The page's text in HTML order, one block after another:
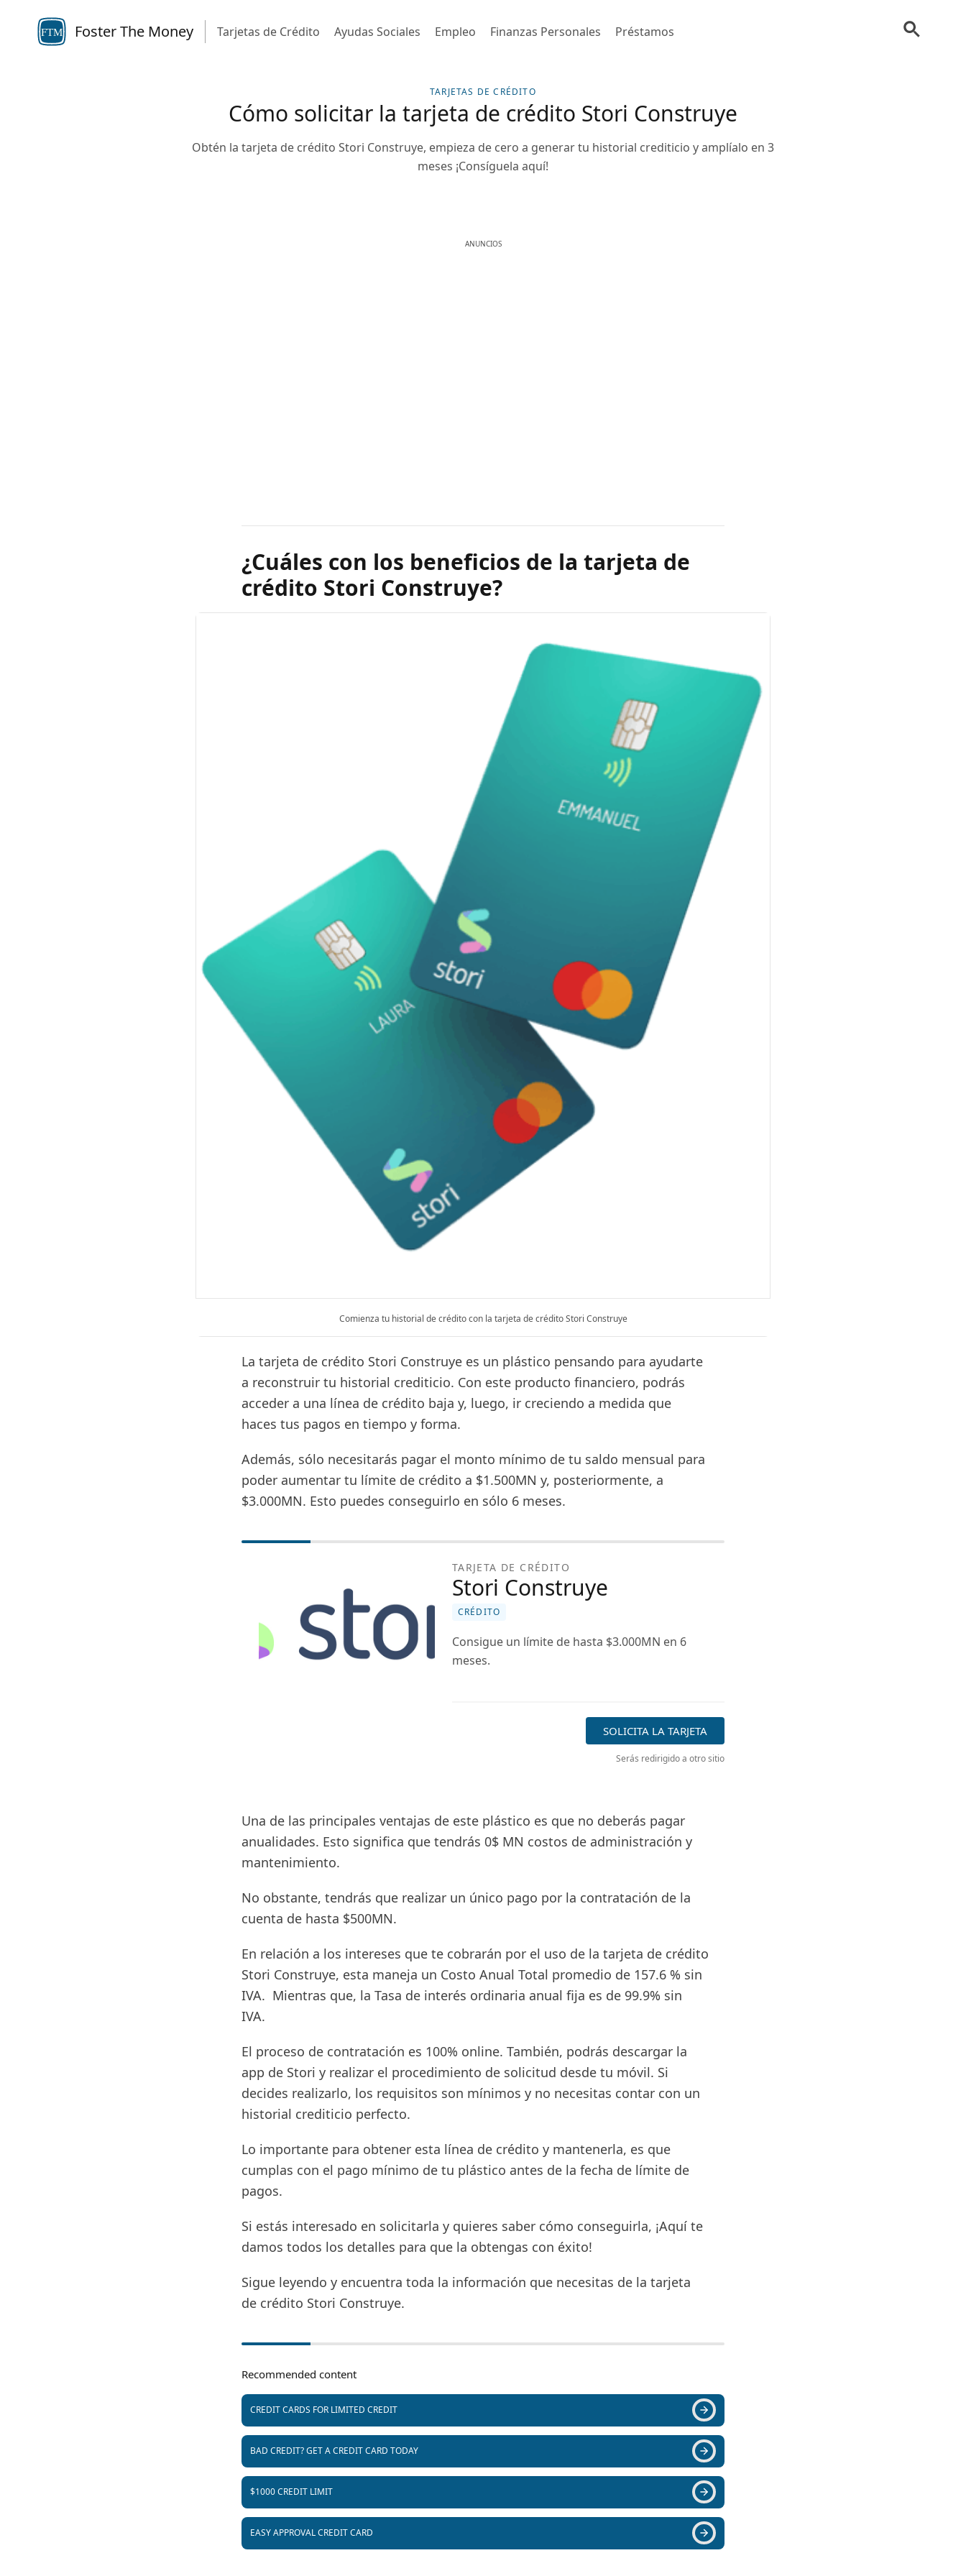
FTM Foster The Money Tarjetas de Crédito Ayudas Sociales Empleo Finanzas Personales Préstamos
TARJETAS DE CRÉDITO
Cómo solicitar la tarjeta de crédito Stori Construye
Obtén la tarjeta de crédito Stori Construye, empieza de cero a generar tu historial crediticio y amplíalo en 3
meses ¡Consíguela aquí!
ANUNCIOS
¿Cuáles con los beneficios de la tarjeta de
crédito Stori Construye?
Comienza tu historial de crédito con la tarjeta de crédito Stori Construye
La tarjeta de crédito Stori Construye es un plástico pensando para ayudarte
a reconstruir tu historial crediticio. Con este producto financiero, podrás
acceder a una línea de crédito baja y, luego, ir creciendo a medida que
haces tus pagos en tiempo y forma.
Además, sólo necesitarás pagar el monto mínimo de tu saldo mensual para
poder aumentar tu límite de crédito a $1.500MN y, posteriormente, a
$3.000MN. Esto puedes conseguirlo en sólo 6 meses.
TARJETA DE CRÉDITO
Stori Construye
CRÉDITO
Consigue un límite de hasta $3.000MN en 6
meses.
SOLICITA LA TARJETA
Serás redirigido a otro sitio
Una de las principales ventajas de este plástico es que no deberás pagar
anualidades. Esto significa que tendrás 0$ MN costos de administración y
mantenimiento.
No obstante, tendrás que realizar un único pago por la contratación de la
cuenta de hasta $500MN.
En relación a los intereses que te cobrarán por el uso de la tarjeta de crédito
Stori Construye, esta maneja un Costo Anual Total promedio de 157.6 % sin
IVA. Mientras que, la Tasa de interés ordinaria anual fija es de 99.9% sin
IVA.
El proceso de contratación es 100% online. También, podrás descargar la
app de Stori y realizar el procedimiento de solicitud desde tu móvil. Si
decides realizarlo, los requisitos son mínimos y no necesitas contar con un
historial crediticio perfecto.
Lo importante para obtener esta línea de crédito y mantenerla, es que
cumplas con el pago mínimo de tu plástico antes de la fecha de límite de
pagos.
Si estás interesado en solicitarla y quieres saber cómo conseguirla, ¡Aquí te
damos todos los detalles para que la obtengas con éxito!
Sigue leyendo y encuentra toda la información que necesitas de la tarjeta
de crédito Stori Construye.
Recommended content
CREDIT CARDS FOR LIMITED CREDIT
BAD CREDIT? GET A CREDIT CARD TODAY
$1000 CREDIT LIMIT
EASY APPROVAL CREDIT CARD